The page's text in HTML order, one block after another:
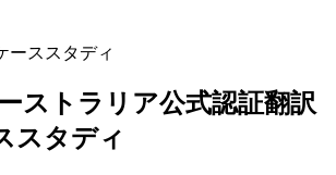
ーススタディ
ストラリア公式認証翻訳
スタディ